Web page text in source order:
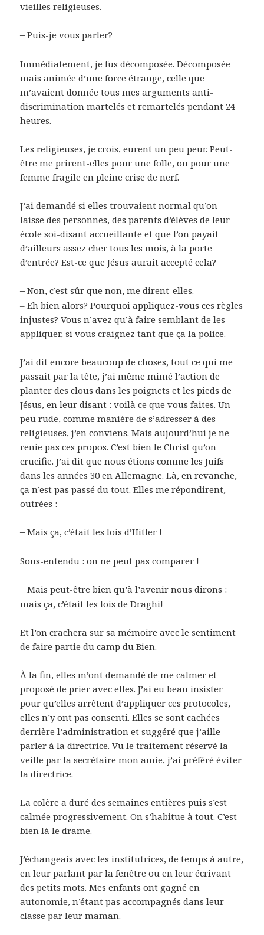
vieilles religieuses.
–Puis-je vous parler?
Immédiatement, je fus décomposée. Décomposée
mais animée d’une force étrange, celle que
m’avaient donnée tous mes arguments anti-
discrimination martelés et remartelés pendant 24
heures.
Les religieuses, je crois, eurent un peu peur. Peut-
être me prirent-elles pour une folle, ou pour une
femme fragile en pleine crise de nerf.
J’ai demandé si elles trouvaient normal qu’on
laisse des personnes, des parents d’élèves de leur
école soi-disant accueillante et que l’on payait
d’ailleurs assez cher tous les mois, à la porte
d’entrée? Est-ce que Jésus aurait accepté cela?
–Non, c’est sûr que non, me dirent-elles.
– Eh bien alors? Pourquoi appliquez-vous ces règles
injustes? Vous n’avez qu’à faire semblant de les
appliquer, si vous craignez tant que ça la police.
J’ai dit encore beaucoup de choses, tout ce qui me
passait par la tête, j’ai même mimé l’action de
planter des clous dans les poignets et les pieds de
Jésus, en leur disant : voilà ce que vous faites. Un
peu rude, comme manière de s’adresser à des
religieuses, j’en conviens. Mais aujourd’hui je ne
renie pas ces propos. C’est bien le Christ qu’on
crucifie. J’ai dit que nous étions comme les Juifs
dans les années 30 en Allemagne. Là, en revanche,
ça n’est pas passé du tout. Elles me répondirent,
outrées :
–Mais ça, c’était les lois d’Hitler !
Sous-entendu : on ne peut pas comparer !
–Mais peut-être bien qu’à l’avenir nous dirons :
mais ça, c’était les lois de Draghi!
Et l’on crachera sur sa mémoire avec le sentiment
de faire partie du camp du Bien.
À la fin, elles m’ont demandé de me calmer et
proposé de prier avec elles. J’ai eu beau insister
pour qu’elles arrêtent d’appliquer ces protocoles,
elles n’y ont pas consenti. Elles se sont cachées
derrière l’administration et suggéré que j’aille
parler à la directrice. Vu le traitement réservé la
veille par la secrétaire mon amie, j’ai préféré éviter
la directrice.
La colère a duré des semaines entières puis s’est
calmée progressivement. On s’habitue à tout. C’est
bien là le drame.
J’échangeais avec les institutrices, de temps à autre,
en leur parlant par la fenêtre ou en leur écrivant
des petits mots. Mes enfants ont gagné en
autonomie, n’étant pas accompagnés dans leur
classe par leur maman.